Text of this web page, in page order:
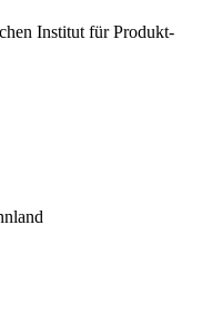
Institut für Produkt-